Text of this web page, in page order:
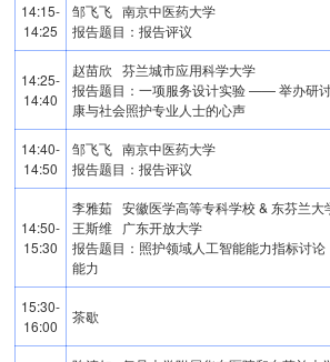
14:15-
14:25
邹飞飞 南京中医药大学
报告题目：报告评议
14:25-
14:40
赵苗欣 芬兰城市应用科学大学
报告题目：一项服务设计实验 —— 举办研
康与社会照护专业人士的心声
14:40-
14:50
邹飞飞 南京中医药大学
报告题目：报告评议
14:50-
15:30
李雅茹 安徽医学高等专科学校 & 东芬兰大
王斯维 广东开放大学
报告题目：照护领域人工智能能力指标讨论
能力
15:30-
16:00
茶歇